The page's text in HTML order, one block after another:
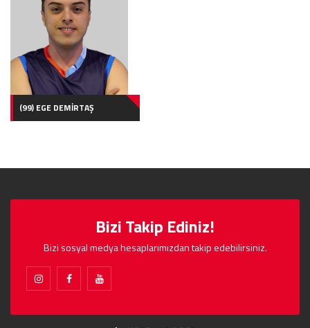
(99) EGE DEMİRTAŞ
Bizi Takip Ediniz!
Bizi sosyal medya hesaplarımızdan takip edebilirsiniz.